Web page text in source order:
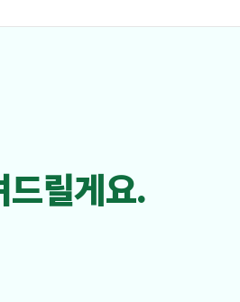
드릴게요.